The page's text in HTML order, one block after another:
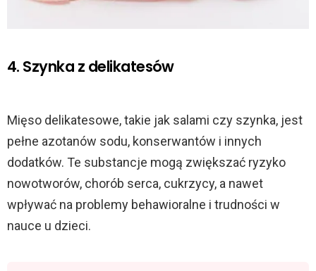
4. Szynka z delikatesów
Mięso delikatesowe, takie jak salami czy szynka, jest
pełne azotanów sodu, konserwantów i innych
dodatków. Te substancje mogą zwiększać ryzyko
nowotworów, chorób serca, cukrzycy, a nawet
wpływać na problemy behawioralne i trudności w
nauce u dzieci.